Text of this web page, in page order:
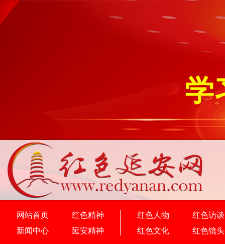
学
网站首页
红色精神
新闻中心
延安精神
红色人物
红色访谈
红色文化
红色镜头